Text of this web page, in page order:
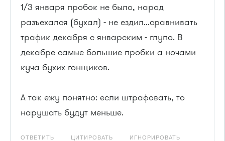
1/3 января пробок не было, народ
разъехался (бухал) - не ездил...сравнивать
трафик декабря с январским - глупо. В
декабре самые большие пробки а ночами
куча бухих гонщиков.
А так ежу понятно: если штрафовать, то
нарушать будут меньше.
ОТВЕТИТЬ ЦИТИРОВАТЬ ИГНОРИРОВАТЬ